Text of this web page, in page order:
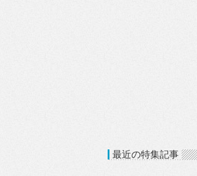
最近の特集記事